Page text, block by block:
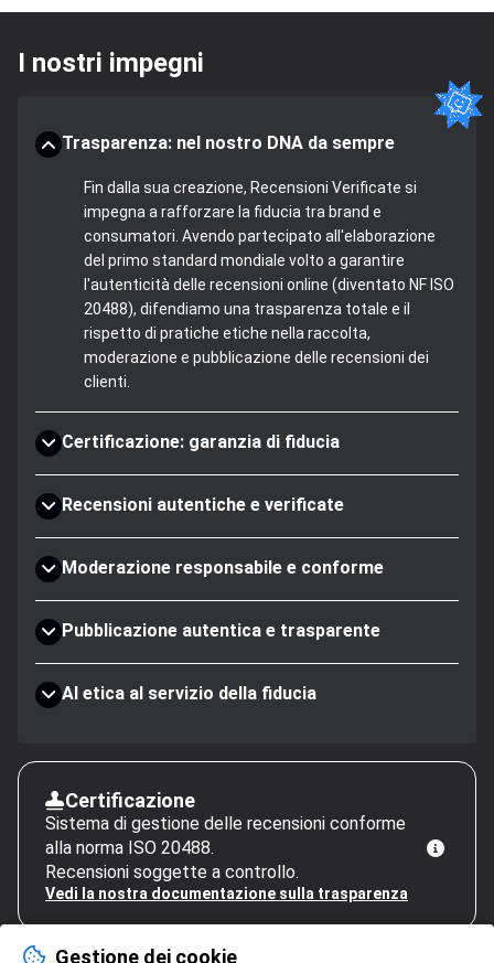
I nostri impegni
Trasparenza: nel nostro DNA da sempre
Fin dalla sua creazione, Recensioni Verificate si
impegna a rafforzare la fiducia tra brand e
consumatori. Avendo partecipato all'elaborazione
del primo standard mondiale volto a garantire
l'autenticità delle recensioni online (diventato NF ISO
20488), difendiamo una trasparenza totale e il
rispetto di pratiche etiche nella raccolta,
moderazione e pubblicazione delle recensioni dei
clienti.
Certificazione: garanzia di fiducia
Recensioni autentiche e verificate
Moderazione responsabile e conforme
Pubblicazione autentica e trasparente
AI etica al servizio della fiducia
Certificazione
Sistema di gestione delle recensioni conforme
alla norma ISO 20488.
Recensioni soggette a controllo.
Vedi la nostra documentazione sulla trasparenza
Gestione dei cookie